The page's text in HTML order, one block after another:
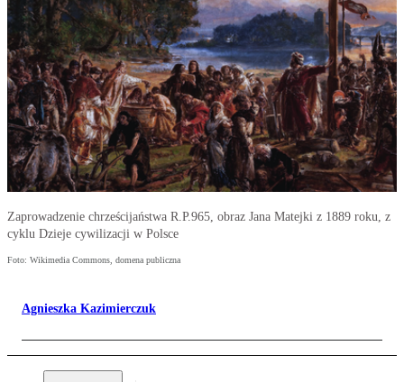
Zaprowadzenie chrześcijaństwa R.P.965, obraz Jana Matejki z 1889 roku, z
cyklu Dzieje cywilizacji w Polsce
Foto: Wikimedia Commons, domena publiczna
Agnieszka Kazimierczuk